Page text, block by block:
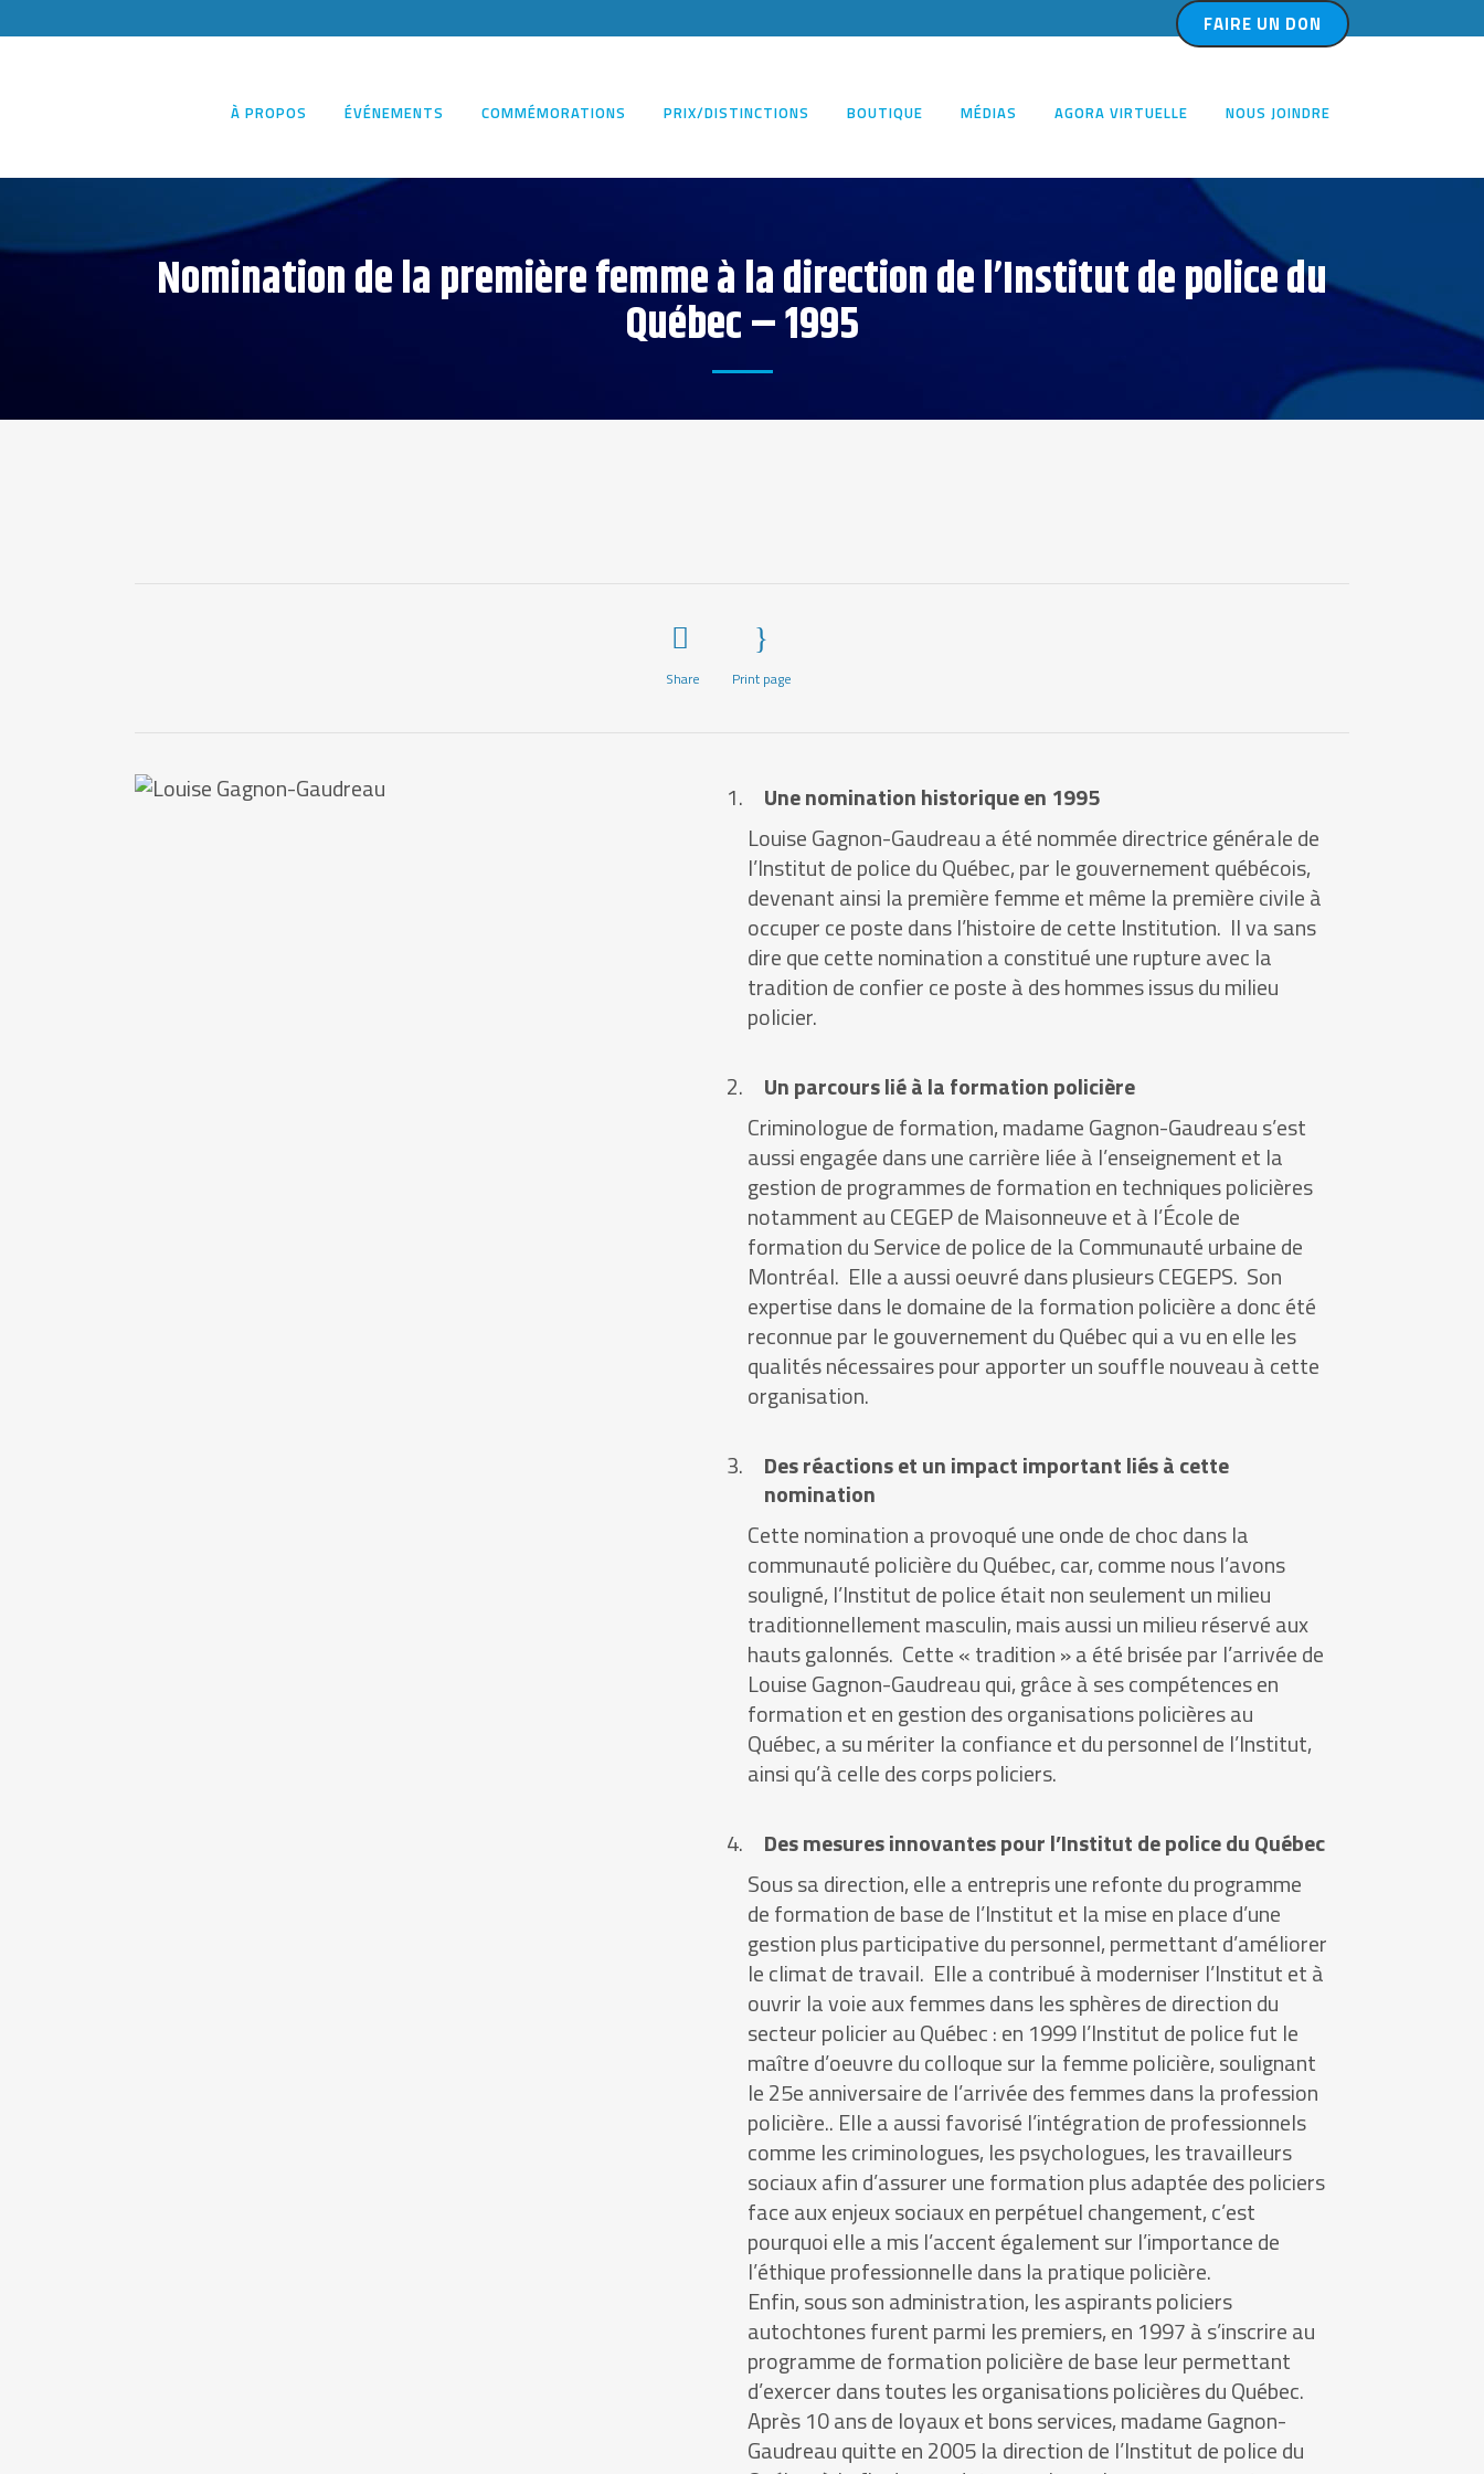
FAIRE UN DON
À PROPOS ÉVÉNEMENTS COMMÉMORATIONS PRIX/DISTINCTIONS BOUTIQUE MÉDIAS AGORA VIRTUELLE NOUS JOINDRE
Nomination de la première femme à la direction de l’Institut de police du
Québec – 1995
Share Print page
Une nomination historique en 1995
Louise Gagnon-Gaudreau a été nommée directrice générale de
l’Institut de police du Québec, par le gouvernement québécois,
devenant ainsi la première femme et même la première civile à
occuper ce poste dans l’histoire de cette Institution. Il va sans
dire que cette nomination a constitué une rupture avec la
tradition de confier ce poste à des hommes issus du milieu
policier.
Un parcours lié à la formation policière
Criminologue de formation, madame Gagnon-Gaudreau s’est
aussi engagée dans une carrière liée à l’enseignement et la
gestion de programmes de formation en techniques policières
notamment au CEGEP de Maisonneuve et à l’École de
formation du Service de police de la Communauté urbaine de
Montréal. Elle a aussi oeuvré dans plusieurs CEGEPS. Son
expertise dans le domaine de la formation policière a donc été
reconnue par le gouvernement du Québec qui a vu en elle les
qualités nécessaires pour apporter un souffle nouveau à cette
organisation.
Des réactions et un impact important liés à cette
nomination
Cette nomination a provoqué une onde de choc dans la
communauté policière du Québec, car, comme nous l’avons
souligné, l’Institut de police était non seulement un milieu
traditionnellement masculin, mais aussi un milieu réservé aux
hauts galonnés. Cette « tradition » a été brisée par l’arrivée de
Louise Gagnon-Gaudreau qui, grâce à ses compétences en
formation et en gestion des organisations policières au
Québec, a su mériter la confiance et du personnel de l’Institut,
ainsi qu’à celle des corps policiers.
Des mesures innovantes pour l’Institut de police du Québec
Sous sa direction, elle a entrepris une refonte du programme
de formation de base de l’Institut et la mise en place d’une
gestion plus participative du personnel, permettant d’améliorer
le climat de travail. Elle a contribué à moderniser l’Institut et à
ouvrir la voie aux femmes dans les sphères de direction du
secteur policier au Québec : en 1999 l’Institut de police fut le
maître d’oeuvre du colloque sur la femme policière, soulignant
le 25eanniversaire de l’arrivée des femmes dans la profession
policière.. Elle a aussi favorisé l’intégration de professionnels
comme les criminologues, les psychologues, les travailleurs
sociaux afin d’assurer une formation plus adaptée des policiers
face aux enjeux sociaux en perpétuel changement, c’est
pourquoi elle a mis l’accent également sur l’importance de
l’éthique professionnelle dans la pratique policière.
Enfin, sous son administration, les aspirants policiers
autochtones furent parmi les premiers, en 1997 à s’inscrire au
programme de formation policière de base leur permettant
d’exercer dans toutes les organisations policières du Québec.
Après 10 ans de loyaux et bons services, madame Gagnon-
Gaudreau quitte en 2005 la direction de l’Institut de police du